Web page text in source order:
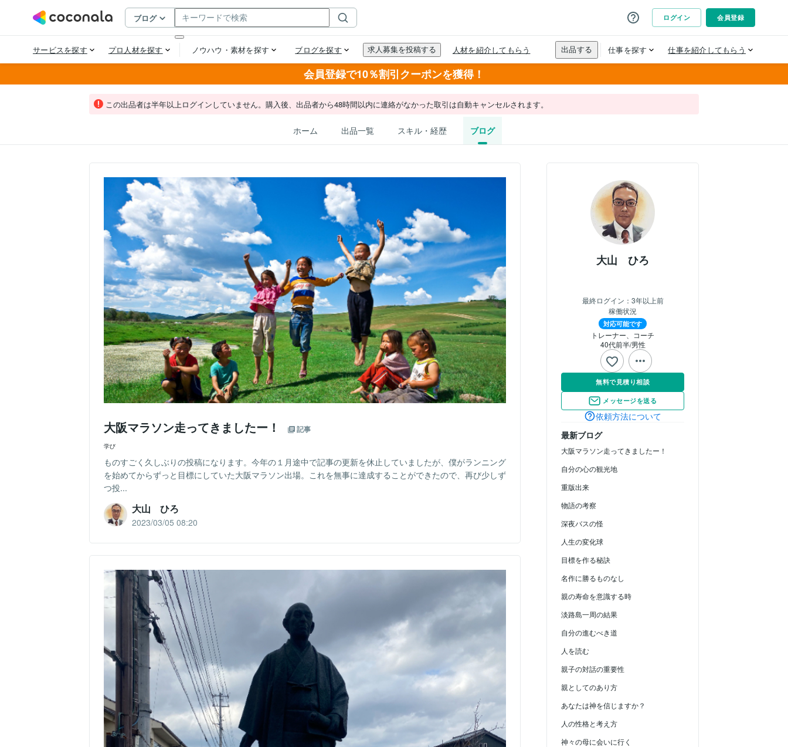
会員登録で10％割引クーポンを獲得！
この出品者は半年以上ログインしていません。購入後、出品者から48時間以内に連絡がなかった取引は自動キャンセルされます。
ホーム 出品一覧 スキル・経歴 ブログ
大山 ひろ
最終ログイン： 3年以上前
稼働状況
対応可能です
トレーナー、コーチ
40代前半男性
無料で見積り相談
メッセージを送る
依頼方法について
最新ブログ
大阪マラソン走ってきましたー！
自分の心の観光地
重版出来
物語の考察
深夜バスの怪
人生の変化球
目標を作る秘訣
名作に勝るものなし
親の寿命を意識する時
淡路島一周の結果
自分の進むべき道
人を読む
親子の対話の重要性
親としてのあり方
あなたは神を信じますか？
人の性格と考え方
神々の母に会いに行く
大阪マラソン走ってきましたー！ 記事
学び
ものすごく久しぶりの投稿になります。今年の１月途中で記事の更新を休止していましたが、僕がランニング
を始めてからずっと目標にしていた大阪マラソン出場。これを無事に達成することができたので、再び少しず
つ投...
大山 ひろ
2023/03/05 08:20